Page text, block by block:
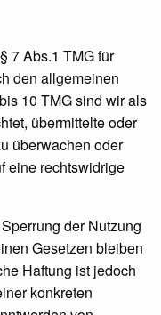
7 Abs.1 TMG für
den allgemeinen
10 TMG sind wir als
übermittelte oder
überwachen oder
eine rechtswidrige
der Nutzung
Gesetzen bleiben
Haftung ist jedoch
konkreten